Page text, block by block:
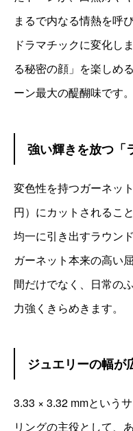
まるで内なる情熱を呼
ドラマチックに変化し
る秘密の顔」を楽しめ
ーン最大の醍醐味です。
強い輝きを放つ「
変色性を持つガーネッ
円）にカットされるこ
均一に引き出すラウン
ガーネット本来の高い
間だけでなく、日常の
力強くきらめきます。
ジュエリーの幅が
3.33 × 3.32 mmという
リングの主役として、